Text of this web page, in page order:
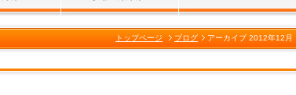
トップページ ブログ アーカイブ 2012年12月